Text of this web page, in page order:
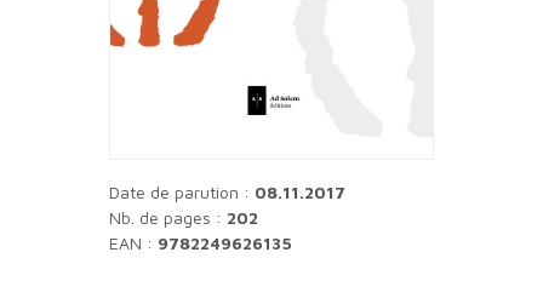
Date de parution : 08.11.2017
Nb. de pages : 202
EAN : 9782249626135